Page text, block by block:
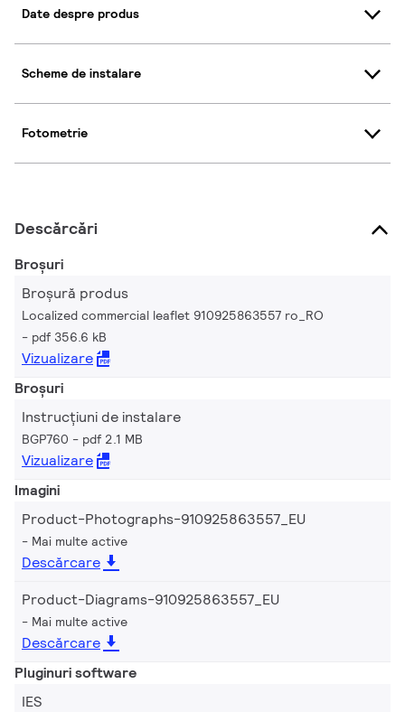
Date despre produs
Scheme de instalare
Fotometrie
Descărcări
Broșuri
Broșură produs
Localized commercial leaflet 910925863557 ro_RO
pdf 356.6 kB
Vizualizare
Broșuri
Instrucțiuni de instalare
BGP760 pdf 2.1 MB
Vizualizare
Imagini
Product-Photographs-910925863557_EU
Mai multe active
Descărcare
Product-Diagrams-910925863557_EU
Mai multe active
Descărcare
Pluginuri software
IES